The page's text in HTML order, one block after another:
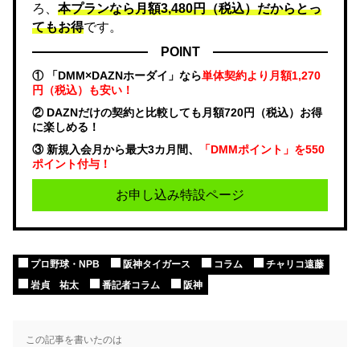
ろ、 本プランなら月額3,480円（税込）だからとっ
てもお得です。
POINT
① 「DMM×DAZNホーダイ」なら単体契約より月額1,270
円（税込）も安い！
② DAZNだけの契約と比較しても月額720円（税込）お得
に楽しめる！
③ 新規入会月から最大3カ月間、
「DMMポイント」を550
ポイント付与！
お申し込み特設ページ
プロ野球・NPB 阪神タイガース コラム
チャリコ遠藤
岩貞 祐太
番記者コラム 阪神
この記事を書いたのは